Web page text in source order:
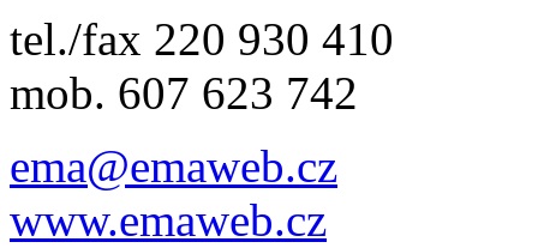
tel./fax 220 930 410
mob. 607 623 742
ema@emaweb.cz
www.emaweb.cz